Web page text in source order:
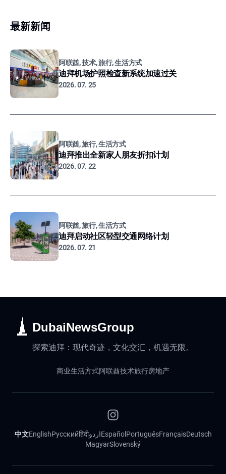
最新新闻
阿联酋, 技术, 旅行, 生活方式
迪拜机场护照检查新系统加速过关
2026. 07. 25
阿联酋, 旅行, 生活方式
迪拜推出全新家人朋友折扣计划
2026. 07. 22
阿联酋, 旅行, 生活方式
迪拜启动社区轻型交通网络计划
2026. 07. 21
DubaiNewsGroup
探索迪拜：现代奇迹，文化交汇，机遇无限。
商业生活方式阿联酋技术旅行房地产
中文EnglishРусскийहिंदीاردوEspañol PortuguêsFrançaisDeutsch
MagyarSlovenský